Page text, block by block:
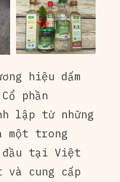
hiệu dấm
phần
lập từ những
một trong
đầu tại Việt
và cung cấp